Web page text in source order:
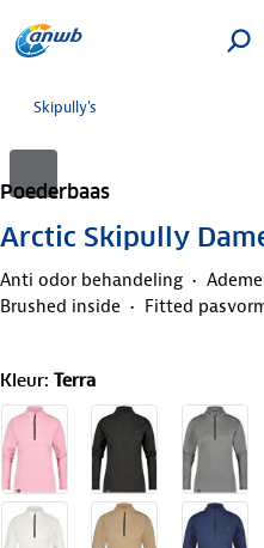
Skipully's
Poederbaas
Arctic Skipully
Anti odor behandeling
Brushed inside
Fitted
Kleur: Terra